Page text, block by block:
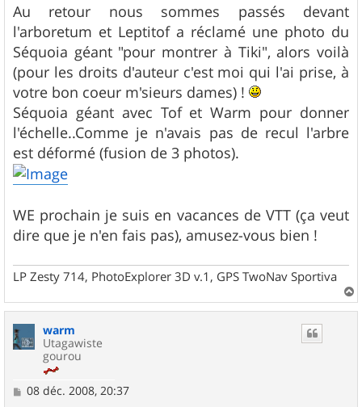
Au retour nous sommes passés devant
l'arboretum et Leptitof a réclamé une photo du
Séquoia géant "pour montrer à Tiki", alors voilà
(pour les droits d'auteur c'est moi qui l'ai prise, à
votre bon coeur m'sieurs dames) !
Séquoia géant avec Tof et Warm pour donner
l'échelle..Comme je n'avais pas de recul l'arbre
est déformé (fusion de 3 photos).
WE prochain je suis en vacances de VTT (ça veut
dire que je n'en fais pas), amusez-vous bien !
LP Zesty 714, PhotoExplorer 3D v.1, GPS TwoNav Sportiva
a
warm
Utagawiste
gourou
M
08 déc. 2008, 20:37